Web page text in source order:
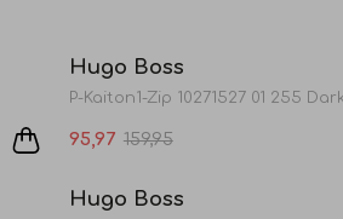
Hugo Boss
95,97 159,95
Sale
Hugo Boss